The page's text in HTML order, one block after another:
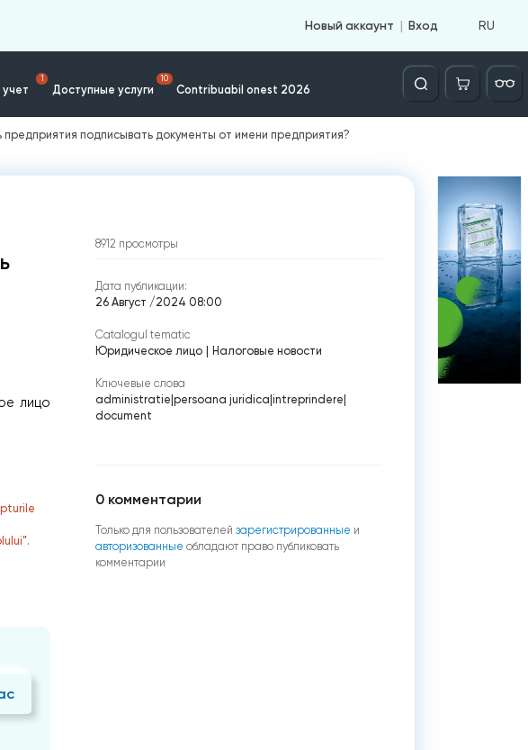
Новый аккаунт Вход RU
1
Доступные услуги
10
Contribuabil onest 2026
Căutare
подписывать документы от имени предприятия?
лицо
8912 просмотры
Дата публикации:
26 Август /2024 08:00
Catalogul tematic
Юридическое лицо
Налоговые новости
Ключевые слова
administratie persoana juridica intreprindere
document
0 комментарии
Только для пользователей зарегистрированные и
авторизованные обладают право публиковать
комментарии